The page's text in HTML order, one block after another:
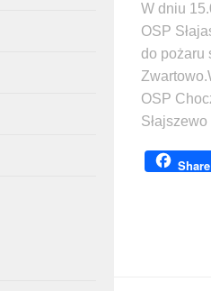
W dniu
OSP
do pożaru
OSP
Share